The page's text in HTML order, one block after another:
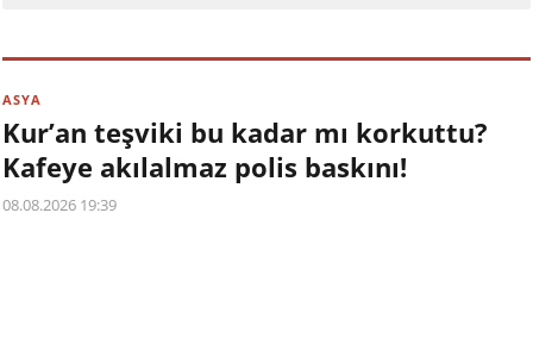
ASYA
Kur’an teşviki bu kadar mı korkuttu?
Kafeye akılalmaz polis baskını!
08.08.2026 19:39